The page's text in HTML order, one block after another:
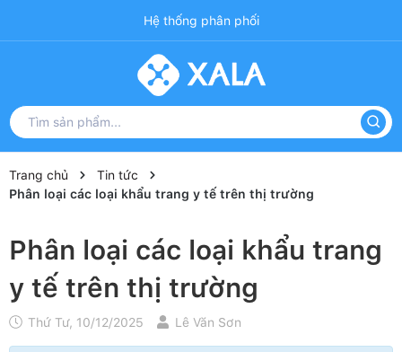
Hệ thống phân phối
Trang chủ
Tin tức
Phân loại các loại khẩu trang y tế trên thị trường
Phân loại các loại khẩu trang
y tế trên thị trường
Thứ Tư, 10/12/2025 Lê Văn Sơn